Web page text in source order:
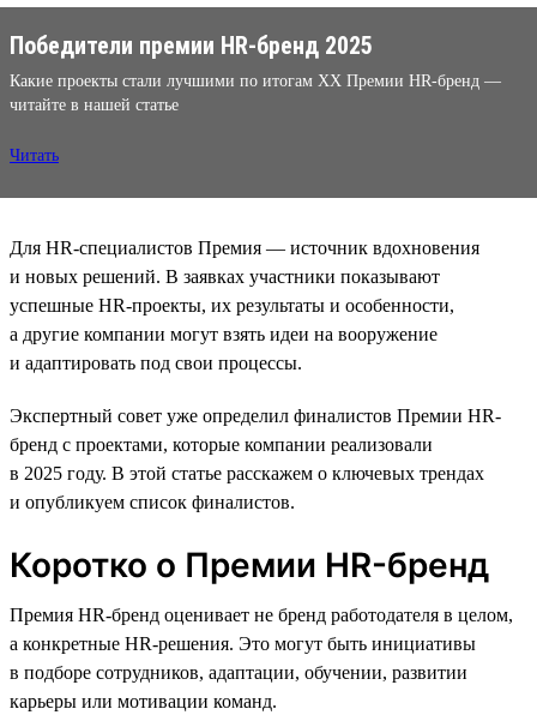
Победители премии HR-бренд 2025
Какие проекты стали лучшими по итогам XX Премии HR-бренд —
читайте в нашей статье
Читать
Для HR-специалистов Премия — источник вдохновения
и новых решений. В заявках участники показывают
успешные HR-проекты, их результаты и особенности,
а другие компании могут взять идеи на вооружение
и адаптировать под свои процессы.
Экспертный совет уже определил финалистов Премии HR-
бренд с проектами, которые компании реализовали
в 2025 году. В этой статье расскажем о ключевых трендах
и опубликуем список финалистов.
Коротко о Премии HR-бренд
Премия HR-бренд оценивает не бренд работодателя в целом,
а конкретные HR-решения. Это могут быть инициативы
в подборе сотрудников, адаптации, обучении, развитии
карьеры или мотивации команд.